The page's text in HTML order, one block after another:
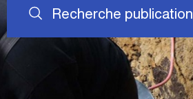
Recherche publication